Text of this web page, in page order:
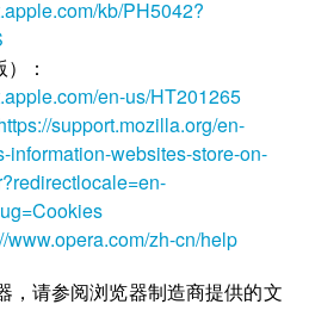
kb/PH5042?
：
en-us/HT201265
support.mozilla.org/en-
information-websites-store-on-
www.opera.com/zh-cn/help
，请参阅浏览器制造商提供的文